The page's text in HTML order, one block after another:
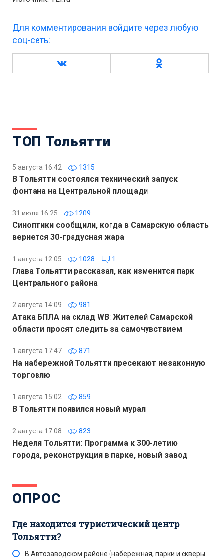
Для комментирования войдите через любую
соц-сеть:
ТОП Тольятти
5 августа 16:42 1315
В Тольятти состоялся технический запуск
фонтана на Центральной площади
31 июля 16:25 1209
Синоптики сообщили, когда в Самарскую область
вернется 30-градусная жара
1 августа 12:05 1028 1
Глава Тольятти рассказал, как изменится парк
Центрального района
2 августа 14:09 981
Атака БПЛА на склад WB: Жителей Самарской
области просят следить за самочувствием
1 августа 17:47 871
На набережной Тольятти пресекают незаконную
торговлю
1 августа 15:02 859
В Тольятти появился новый мурал
2 августа 17:08 823
Неделя Тольятти: Программа к 300-летию
города, реконструкция в парке, новый завод
ОПРОС
Где находится туристический центр
Тольятти?
В Автозаводском районе (набережная, парки и скверы